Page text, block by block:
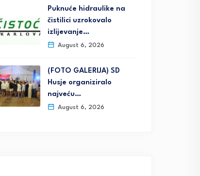
Puknuće hidraulike na
čistilici uzrokovalo
izlijevanje…
August 6, 2026
(FOTO GALERIJA) SD
Husje organiziralo
najveću…
August 6, 2026